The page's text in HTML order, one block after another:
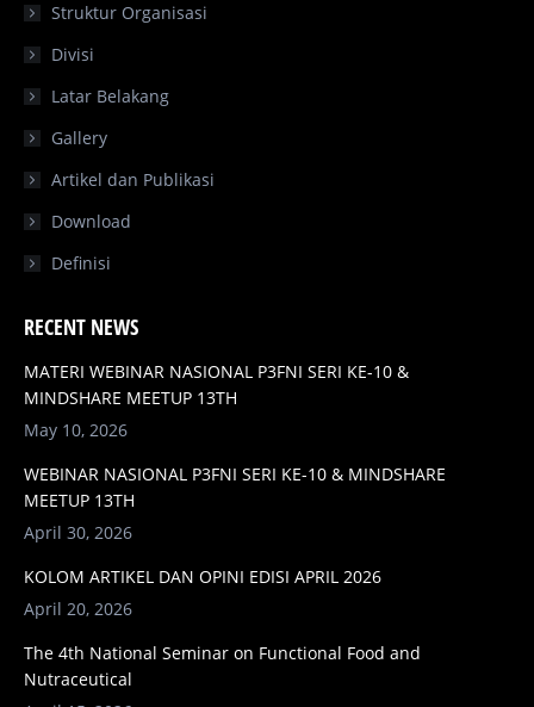
windowwindowwindowwindow
Struktur Organisasi
Divisi
Latar Belakang
Gallery
Artikel dan Publikasi
Download
Definisi
RECENT NEWS
MATERI WEBINAR NASIONAL P3FNI SERI KE-10 &
MINDSHARE MEETUP 13TH
May 10, 2026
WEBINAR NASIONAL P3FNI SERI KE-10 & MINDSHARE
MEETUP 13TH
April 30, 2026
KOLOM ARTIKEL DAN OPINI EDISI APRIL 2026
April 20, 2026
The 4th National Seminar on Functional Food and
Nutraceutical